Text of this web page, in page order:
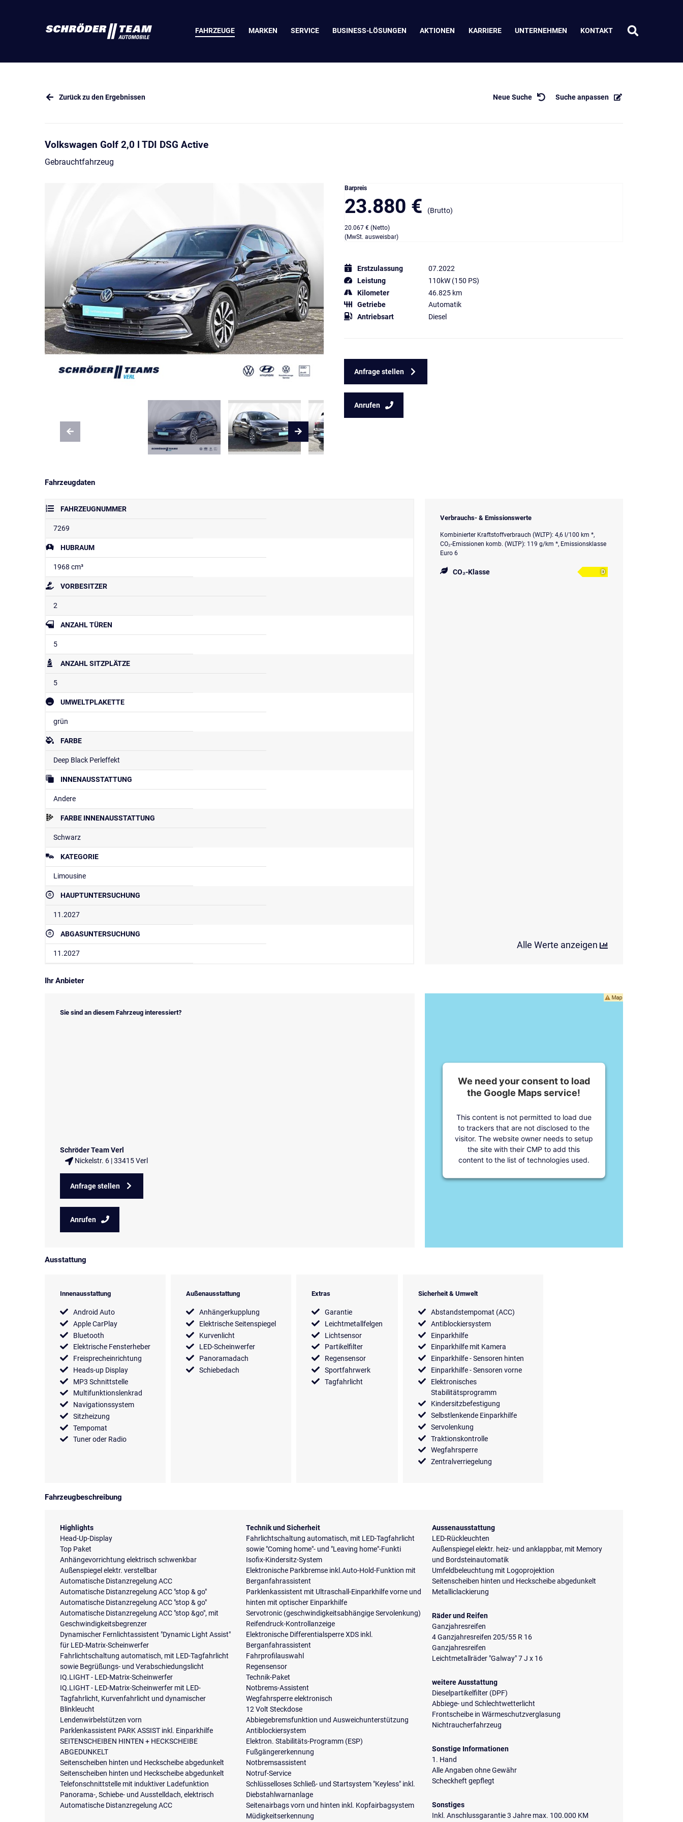
FAHRZEUGE MARKEN SERVICE BUSINESS-LÖSUNGEN AKTIONEN KARRIERE UNTERNEHMEN KONTAKT
Zurück zu den Ergebnissen Neue Suche Suche anpassen
Volkswagen Golf 2,0 l TDI DSG Active
Gebrauchtfahrzeug
Barpreis
23.880 € (Brutto)
20.067 € (Netto)
(MwSt. ausweisbar)
Erstzulassung
07.2022
Leistung
110kW (150 PS)
Kilometer
46.825 km
Getriebe
Automatik
Antriebsart
Diesel
Anfrage stellen
Anrufen
Fahrzeugdaten
FAHRZEUGNUMMER
7269
HUBRAUM
1968 cm³
VORBESITZER
2
ANZAHL TÜREN
5
ANZAHL SITZPLÄTZE
5
UMWELTPLAKETTE
grün
FARBE
Deep Black Perleffekt
INNENAUSSTATTUNG
Andere
FARBE INNENAUSSTATTUNG
Schwarz
KATEGORIE
Limousine
HAUPTUNTERSUCHUNG
11.2027
ABGASUNTERSUCHUNG
11.2027
Verbrauchs- & Emissionswerte
Kombinierter Kraftstoffverbrauch (WLTP): 4,6 l/100 km *,
CO₂-Emissionen komb. (WLTP): 119 g/km *, Emissionsklasse
Euro 6
CO₂-Klasse D
Alle Werte anzeigen
Ihr Anbieter
Sie sind an diesem Fahrzeug interessiert?
Schröder Team Verl
Nickelstr. 6 | 33415 Verl
Anfrage stellen
Anrufen
We need your consent to load
the Google Maps service!
This content is not permitted to load due
to trackers that are not disclosed to the
visitor. The website owner needs to setup
the site with their CMP to add this
content to the list of technologies used.
Ausstattung
Innenausstattung
Android Auto
Apple CarPlay
Bluetooth
Elektrische Fensterheber
Freisprecheinrichtung
Heads-up Display
MP3 Schnittstelle
Multifunktionslenkrad
Navigationssystem
Sitzheizung
Tempomat
Tuner oder Radio
Außenausstattung
Anhängerkupplung
Elektrische Seitenspiegel
Kurvenlicht
LED-Scheinwerfer
Panoramadach
Schiebedach
Extras
Garantie
Leichtmetallfelgen
Lichtsensor
Partikelfilter
Regensensor
Sportfahrwerk
Tagfahrlicht
Sicherheit & Umwelt
Abstandstempomat (ACC)
Antiblockiersystem
Einparkhilfe
Einparkhilfe mit Kamera
Einparkhilfe - Sensoren hinten
Einparkhilfe - Sensoren vorne
Elektronisches
Stabilitätsprogramm
Kindersitzbefestigung
Selbstlenkende Einparkhilfe
Servolenkung
Traktionskontrolle
Wegfahrsperre
Zentralverriegelung
Fahrzeugbeschreibung
Highlights
Head-Up-Display
Top Paket
Anhängevorrichtung elektrisch schwenkbar
Außenspiegel elektr. verstellbar
Automatische Distanzregelung ACC
Automatische Distanzregelung ACC "stop & go"
Automatische Distanzregelung ACC "stop & go"
Automatische Distanzregelung ACC "stop &go", mit
Geschwindigkeitsbegrenzer
Dynamischer Fernlichtassistent "Dynamic Light Assist"
für LED-Matrix-Scheinwerfer
Fahrlichtschaltung automatisch, mit LED-Tagfahrlicht
sowie Begrüßungs- und Verabschiedungslicht
IQ.LIGHT - LED-Matrix-Scheinwerfer
IQ.LIGHT - LED-Matrix-Scheinwerfer mit LED-
Tagfahrlicht, Kurvenfahrlicht und dynamischer
Blinkleucht
Lendenwirbelstützen vorn
Parklenkassistent PARK ASSIST inkl. Einparkhilfe
SEITENSCHEIBEN HINTEN + HECKSCHEIBE
ABGEDUNKELT
Seitenscheiben hinten und Heckscheibe abgedunkelt
Seitenscheiben hinten und Heckscheibe abgedunkelt
Telefonschnittstelle mit induktiver Ladefunktion
Panorama-, Schiebe- und Ausstelldach, elektrisch
Automatische Distanzregelung ACC
Technik und Sicherheit
Fahrlichtschaltung automatisch, mit LED-Tagfahrlicht
sowie "Coming home"- und "Leaving home"-Funkti
Isofix-Kindersitz-System
Elektronische Parkbremse inkl.Auto-Hold-Funktion mit
Berganfahrassistent
Parklenkassistent mit Ultraschall-Einparkhilfe vorne und
hinten mit optischer Einparkhilfe
Servotronic (geschwindigkeitsabhängige Servolenkung)
Reifendruck-Kontrollanzeige
Elektronische Differentialsperre XDS inkl.
Berganfahrassistent
Fahrprofilauswahl
Regensensor
Technik-Paket
Notbrems-Assistent
Wegfahrsperre elektronisch
12 Volt Steckdose
Abbiegebremsfunktion und Ausweichunterstützung
Antiblockiersystem
Elektron. Stabilitäts-Programm (ESP)
Fußgängererkennung
Notbremsassistent
Notruf-Service
Schlüsselloses Schließ- und Startsystem "Keyless" inkl.
Diebstahlwarnanlage
Seitenairbags vorn und hinten inkl. Kopfairbagsystem
Müdigkeitserkennung
Aussenausstattung
LED-Rückleuchten
Außenspiegel elektr. heiz- und anklappbar, mit Memory
und Bordsteinautomatik
Umfeldbeleuchtung mit Logoprojektion
Seitenscheiben hinten und Heckscheibe abgedunkelt
Metalliclackierung
Räder und Reifen
Ganzjahresreifen
4 Ganzjahresreifen 205/55 R 16
Ganzjahresreifen
Leichtmetallräder "Galway" 7 J x 16
weitere Ausstattung
Dieselpartikelfilter (DPF)
Abbiege- und Schlechtwetterlicht
Frontscheibe in Wärmeschutzverglasung
Nichtraucherfahrzeug
Sonstige Informationen
1. Hand
Alle Angaben ohne Gewähr
Scheckheft gepflegt
Sonstiges
Inkl. Anschlussgarantie 3 Jahre max. 100.000 KM